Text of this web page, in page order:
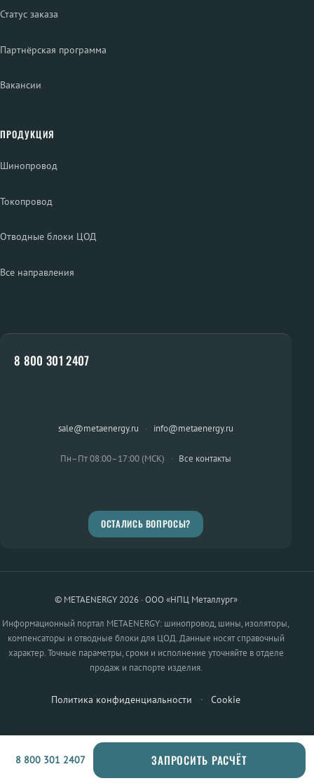
Статус заказа
Партнёрская программа
Вакансии
ПРОДУКЦИЯ
Шинопровод
Токопровод
Отводные блоки ЦОД
Все направления
8 800 301 2407
sale@metaenergy.ru · info@metaenergy.ru
Пн–Пт 08:00–17:00 (МСК) · Все контакты
ОСТАЛИСЬ ВОПРОСЫ?
© METAENERGY 2026 · ООО «НПЦ Металлург»
Информационный портал METAENERGY: шинопровод, шины, изоляторы,
компенсаторы и отводные блоки для ЦОД. Данные носят справочный
характер. Точные параметры, сроки и исполнение уточняйте в отделе
продаж и паспорте изделия.
Политика конфиденциальности · Cookie
8 800 301 2407 ЗАПРОСИТЬ РАСЧЁТ